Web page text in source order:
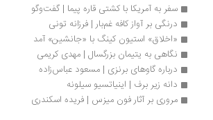
سفر به آمریکا با کشتی قاره پیما | گفت‌وگو
درنگی بر آواز کافه‌ غم‌بار | فرزانه تونی
«اخلاق» استیون کینگ با «جانشین» آمد
نگاهی به یتیمان بزرگسال | مهد‌ی کریمی
درباره گاوهای برنزی | مسعود عباس‌زاده
دانه زیر برف | اینیاتسیو سیلونه
مروری بر آثار فون میزس | فریده اسکندری